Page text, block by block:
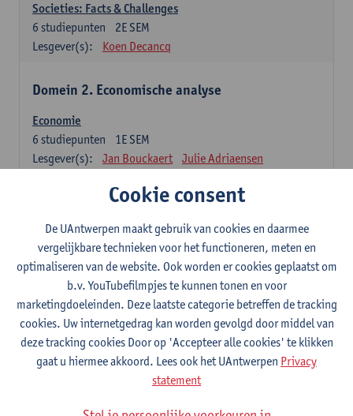
Societies: Facts & Challenges
2E SEM
6 studiepunten
Lesgever(s):
Koen Decancq
Domein 2. Economische analyse
Economie
1E SEM
6 studiepunten
Lesgever(s):
Jan Bouckaert Julie Adriaensen
Domein 3. Bedrijfseconomie
Accountancy
1E/2E SEM
6studiepunten
Lesgever(s):
Tom Van Caneghem Christine Lippens
Domein 6. Kwantitatieve methoden
Beschrijvende statistiek en kansrekenen
2E SEM
3studiepunten
Stephan Van der Veeken
Cookie consent
De UAntwerpen maakt gebruik van cookies en daarmee
vergelijkbare technieken voor het functioneren, meten en
optimaliseren van de website. Ook worden er cookies geplaatst om
b.v. YouTubefilmpjes te kunnen tonen en voor
marketingdoeleinden. Deze laatste categorie betreffen de tracking
cookies. Uw internetgedrag kan worden gevolgd door middel van
deze tracking cookies Door op 'Accepteer alle cookies' te klikken
gaat u hiermee akkoord. Lees ook het UAntwerpen Privacy
statement